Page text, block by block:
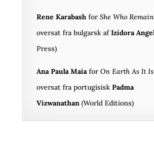
Rene Karabash forShe Who
oversat fra bulgarsk afIzidora
Press)
Ana Paula MaiaforOn Earth As It
oversat fra portugisisk Padma
Vizwanathan (World Editions)